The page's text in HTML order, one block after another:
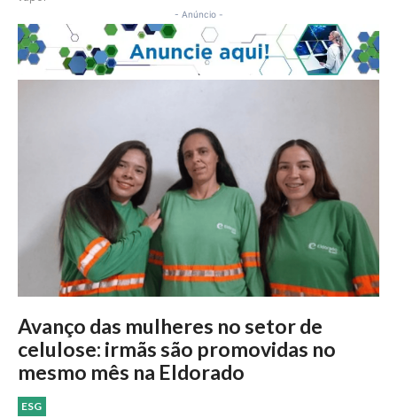
- Anúncio -
Avanço das mulheres no setor de
celulose: irmãs são promovidas no
mesmo mês na Eldorado
ESG